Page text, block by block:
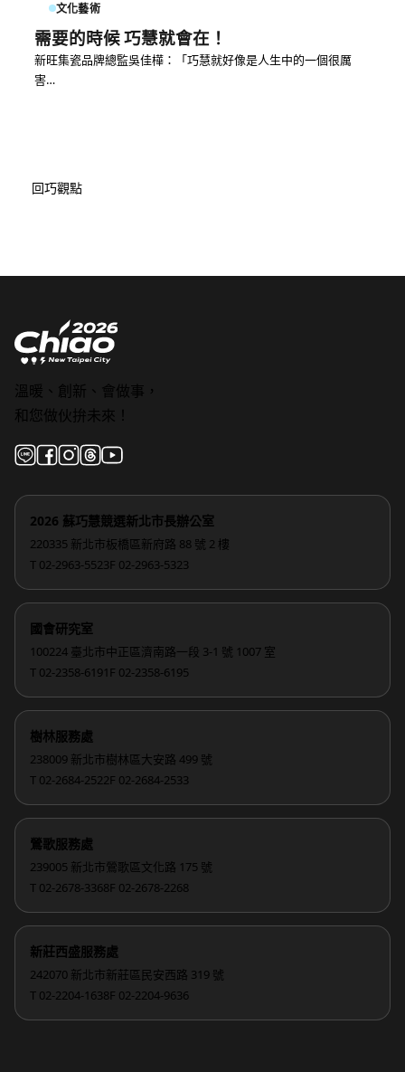
文化藝術
需要的時候 巧慧就會在！
新旺集瓷品牌總監吳佳樺：「巧慧就好像是人生中的一個很厲
害…
回巧觀點
溫暖、創新、會做事，
和您做伙拚未來！
2026 蘇巧慧競選新北市長辦公室
220335 新北市板橋區新府路 88 號 2 樓
T 02-2963-5523F 02-2963-5323
國會研究室
100224 臺北市中正區濟南路一段 3-1 號 1007 室
T 02-2358-6191 F 02-2358-6195
樹林服務處
238009 新北市樹林區大安路 499 號
T 02-2684-2522F 02-2684-2533
鶯歌服務處
239005 新北市鶯歌區文化路 175 號
T 02-2678-3368F 02-2678-2268
新莊西盛服務處
242070 新北市新莊區民安西路 319 號
T 02-2204-1638F 02-2204-9636